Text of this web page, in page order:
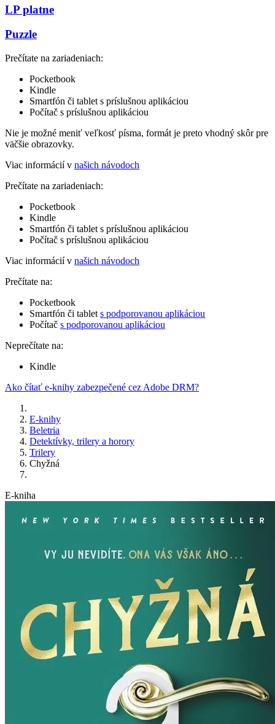
LP platne
Puzzle
Prečítate na zariadeniach:
Pocketbook
Kindle
Smartfón či tablet s príslušnou aplikáciou
Počítač s príslušnou aplikáciou
Nie je možné meniť veľkosť písma, formát je preto vhodný skôr pre
väčšie obrazovky.
Viac informácií v našich návodoch
Prečítate na zariadeniach:
Pocketbook
Kindle
Smartfón či tablet s príslušnou aplikáciou
Počítač s príslušnou aplikáciou
Viac informácií v našich návodoch
Prečítate na:
Pocketbook
Smartfón či tablet s podporovanou aplikáciou
Počítač s podporovanou aplikáciou
Neprečítate na:
Kindle
Ako čítať e-knihy zabezpečené cez Adobe DRM?
E-knihy
Beletria
Detektívky, trilery a horory
Trilery
Chyžná
E-kniha